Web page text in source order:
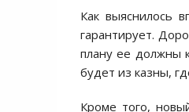
Как выяснилось
гарантирует.
плану ее должны
будет из казны,
Кроме того,